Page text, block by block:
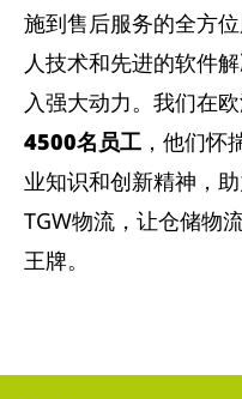
施到售后服务的全方
人技术和先进的软件
入强大动力。我们在
4500名员工 ，他们怀
业知识和创新精神，
TGW物流，让仓储物
王牌。